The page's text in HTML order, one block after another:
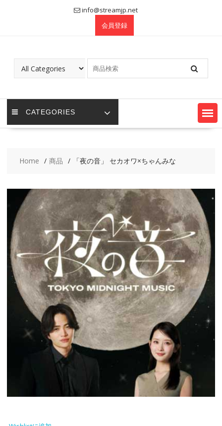
info@streamjp.net
会員登録
CATEGORIES
Home 商品 「夜の音」 セカオワ×ちゃんみな